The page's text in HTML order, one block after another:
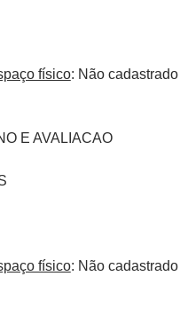
físico: Não cadastrado
E AVALIACAO
físico: Não cadastrado